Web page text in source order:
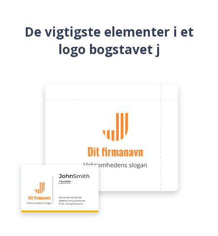
De vigtigste elementer i et
logo bogstavet j